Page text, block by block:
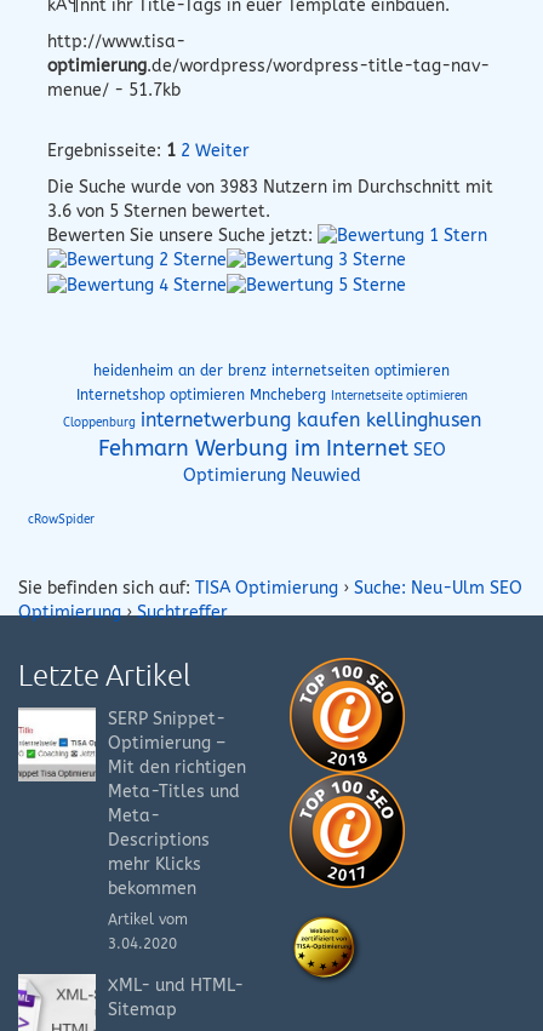
kÃ¶nnt ihr Title-Tags in euer Template einbauen.
http://www.tisa-
optimierung.de/wordpress/wordpress-title-tag-nav-
menue/ - 51.7kb
Ergebnisseite: 1 2 Weiter
Die Suche wurde von 3983 Nutzern im Durchschnitt mit
3.6 von 5 Sternen bewertet.
Bewerten Sie unsere Suche jetzt:
heidenheim an der brenz internetseiten optimieren
Internetshop optimieren Mncheberg
Internetseite optimieren
Cloppenburg internetwerbung kaufen kellinghusen
Fehmarn Werbung im Internet SEO
Optimierung Neuwied
cRowSpider
Sie befinden sich auf: TISA Optimierung › Suche: Neu-Ulm SEO
Optimierung›Suchtreffer
Letzte Artikel
SERP Snippet-
Optimierung –
Mit den richtigen
Meta-Titles und
Meta-
Descriptions
mehr Klicks
bekommen
Artikel vom
3.04.2020
XML- und HTML-
Sitemap